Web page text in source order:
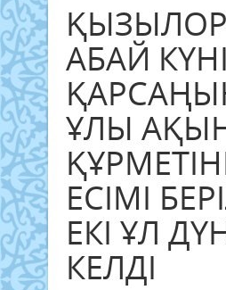
АБАЙ КҮНІ
ҰЛЫ
ЕСІМІ
ЕКІ ҰЛ
КЕЛДІ